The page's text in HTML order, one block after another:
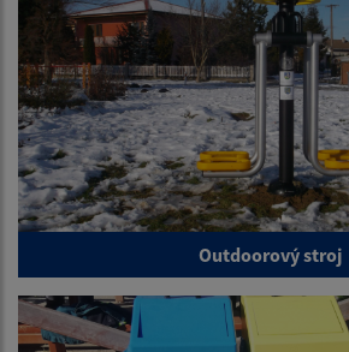
Outdoorový stroj